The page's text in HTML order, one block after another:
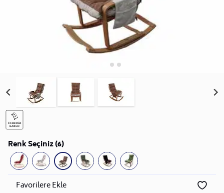
Renk Seçiniz (6)
Favorilere Ekle